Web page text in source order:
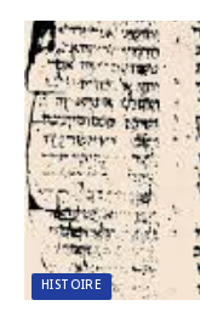
HISTOIRE